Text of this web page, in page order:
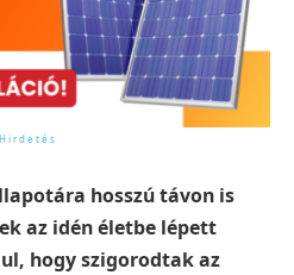
hosszú távon is
az idén életbe lépett
hogy szigorodtak az